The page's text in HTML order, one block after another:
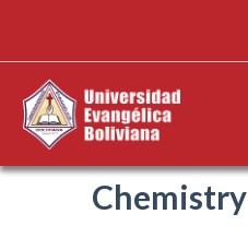
Chemistry